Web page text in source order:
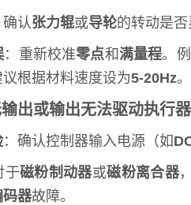
确认张力辊或导轮的转动是
：重新校准零点和满量程。
根据材料速度设为5-20Hz。
出或输出无法驱动执行器
：确认控制器输入电源（如
于磁粉制动器或磁粉离合器
码器故障。